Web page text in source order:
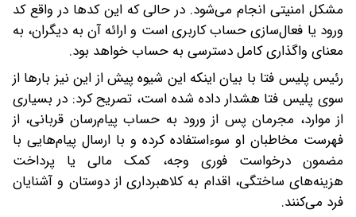
مشکل امنیتی انجام می‌شود. در حالی که این کدها در واقع کد
ورود یا فعال‌سازی حساب کاربری است و ارائه آن به دیگران، به
معنای واگذاری کامل دسترسی به حساب خواهد بود.
رئیس پلیس فتا با بیان اینکه این شیوه پیش از این نیز بارها از
سوی پلیس فتا هشدار داده شده است، تصریح کرد: در بسیاری
از موارد، مجرمان پس از ورود به حساب پیام‌رسان قربانی، از
فهرست مخاطبان او سوءاستفاده کرده و با ارسال پیام‌هایی با
مضمون درخواست فوری وجه، کمک مالی یا پرداخت
هزینه‌های ساختگی، اقدام به کلاهبرداری از دوستان و آشنایان
فرد می‌کنند.